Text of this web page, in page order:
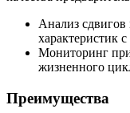
Анализ
характеристик
Мониторинг
жизненного
Преимущества